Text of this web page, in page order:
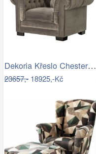
Dekoria Křeslo Chesterfield Classic…
23657,-18925,-Kč